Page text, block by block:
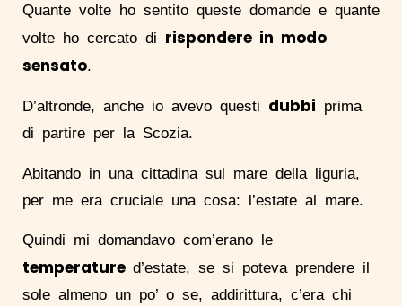
Quante volte ho sentito queste domande e quante
volte ho cercato di rispondere in modo
sensato.
D’altronde, anche io avevo questi dubbi prima
di partire per la Scozia.
Abitando in una cittadina sul mare della liguria,
per me era cruciale una cosa: l’estate al mare.
Quindi mi domandavo com’erano le
temperature d’estate, se si poteva prendere il
sole almeno un po’ o se, addirittura, c’era chi